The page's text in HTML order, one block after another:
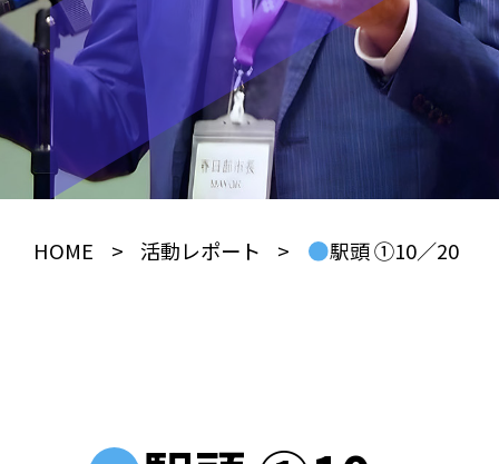
HOME > 活動レポート > 駅頭 ①10／20